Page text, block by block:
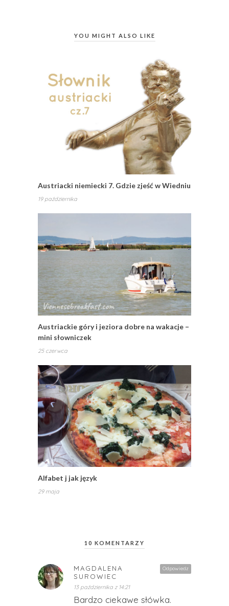
YOU MIGHT ALSO LIKE
Austriacki niemiecki 7. Gdzie zjeść w Wiedniu
19 października
Austriackie góry i jeziora dobre na wakacje –
mini słowniczek
25 czerwca
Alfabet j jak język
29 maja
10 KOMENTARZY
Odpowiedz
MAGDALENA
SUROWIEC
13 października z 14:21
Bardzo ciekawe słówka.